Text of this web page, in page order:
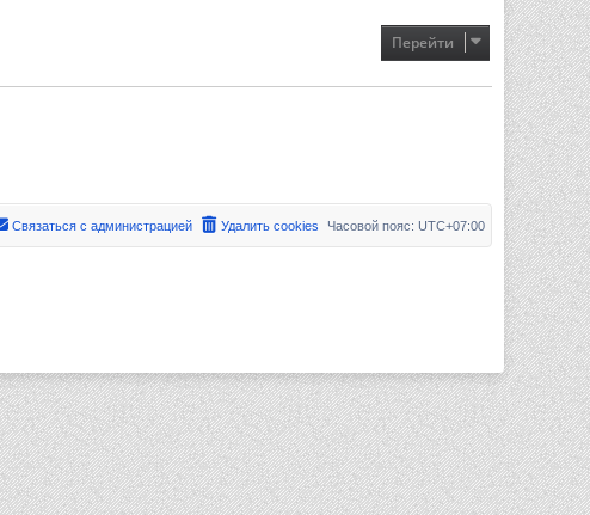
Перейти
Часовой пояс: UTC+07:00
Удалить cookies
Связаться с администрацией